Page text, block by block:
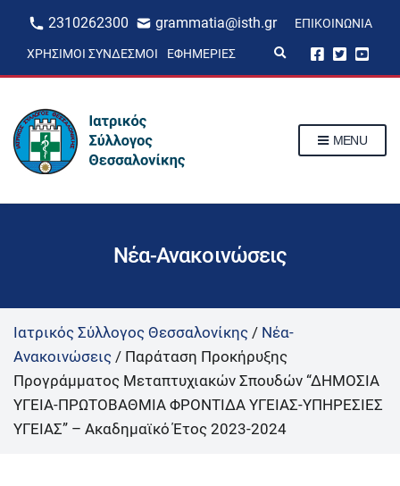
2310262300 grammatia@isth.gr ΕΠΙΚΟΙΝΩΝΊΑ
ΧΡΉΣΙΜΟΙ ΣΎΝΔΕΣΜΟΙ ΕΦΗΜΕΡΊΕΣ
p
m
MENU
Νέα-Ανακοινώσεις
Ιατρικός Σύλλογος Θεσσαλονίκης / Νέα-
Ανακοινώσεις / Παράταση Προκήρυξης
Προγράμματος Μεταπτυχιακών Σπουδών “ΔΗΜΟΣΙΑ
ΥΓΕΙΑ-ΠΡΩΤΟΒΑΘΜΙΑ ΦΡΟΝΤΙΔΑ ΥΓΕΙΑΣ-ΥΠΗΡΕΣΙΕΣ
ΥΓΕΙΑΣ” – Ακαδημαϊκό Έτος 2023-2024